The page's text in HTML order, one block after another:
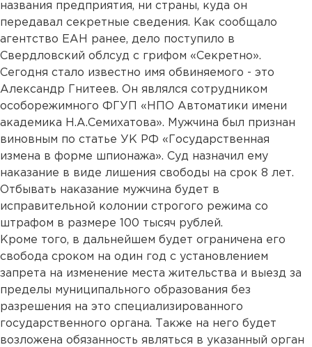
названия предприятия, ни страны, куда он
передавал секретные сведения. Как сообщало
агентство ЕАН ранее, дело поступило в
Свердловский облсуд с грифом «Секретно».
Сегодня стало известно имя обвиняемого - это
Александр Гнитеев. Он являлся сотрудником
особорежимного ФГУП «НПО Автоматики имени
академика Н.А.Семихатова». Мужчина был признан
виновным по статье УК РФ «Государственная
измена в форме шпионажа». Суд назначил ему
наказание в виде лишения свободы на срок 8 лет.
Отбывать наказание мужчина будет в
исправительной колонии строгого режима со
штрафом в размере 100 тысяч рублей.
Кроме того, в дальнейшем будет ограничена его
свобода сроком на один год с установлением
запрета на изменение места жительства и выезд за
пределы муниципального образования без
разрешения на это специализированного
государственного органа. Также на него будет
возложена обязанность являться в указанный орган